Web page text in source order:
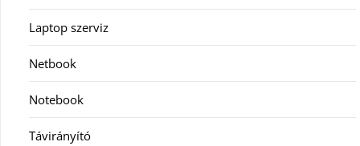
Laptop szerviz
Netbook
Notebook
Távirányító